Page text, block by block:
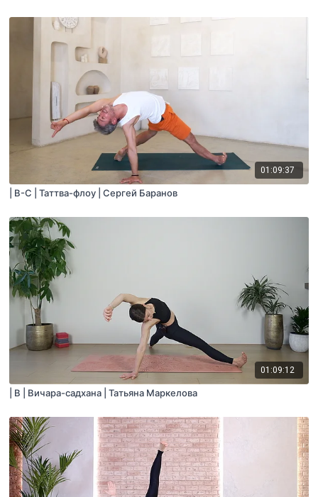
01:09:37
| B-C | Таттва-флоу | Сергей Баранов
01:09:12
| B | Вичара-садхана | Татьяна Маркелова